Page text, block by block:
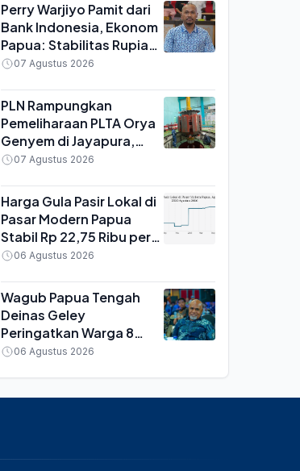
Perry Warjiyo Pamit dari
Bank Indonesia, Ekonom
Papua: Stabilitas Rupiah
Diuji pada Institusi,
07 Agustus 2026
PLN Rampungkan
Pemeliharaan PLTA Orya
Genyem di Jayapura,
Amankan Pasokan 20
Kelistrikan Papua Jelang
HUT ke-81 RI
07 Agustus 2026
Harga Gula Pasir Lokal di
Pasar Modern Papua
Stabil Rp 22,75 Ribu per
Kg, Cabai Rawit Merah
06 Agustus 2026
Wagub Papua Tengah
Deinas Geley
Peringatkan Warga 8
Kabupaten soal Oknum
06 Agustus 2026